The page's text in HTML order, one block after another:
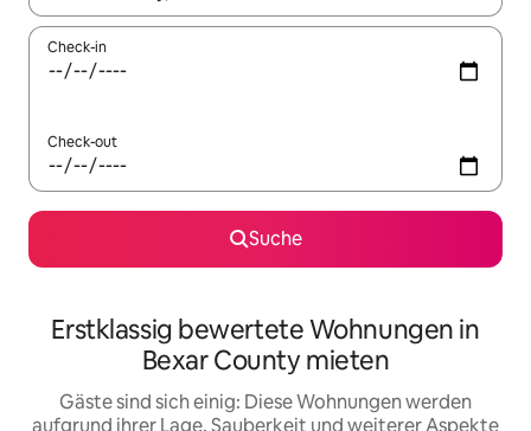
Check-in
Check-out
Suche
Erstklassig bewertete Wohnungen in
Bexar County mieten
Gäste sind sich einig: Diese Wohnungen werden
aufgrund ihrer Lage, Sauberkeit und weiterer Aspekte